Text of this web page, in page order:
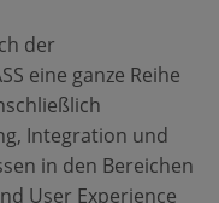
der
eine ganze Reihe
Integration und
in den Bereichen
User Experience